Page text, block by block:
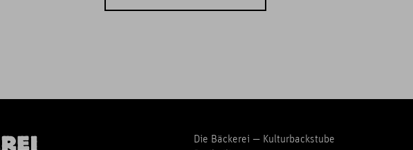
Die Bäckerei — Kulturbackstube